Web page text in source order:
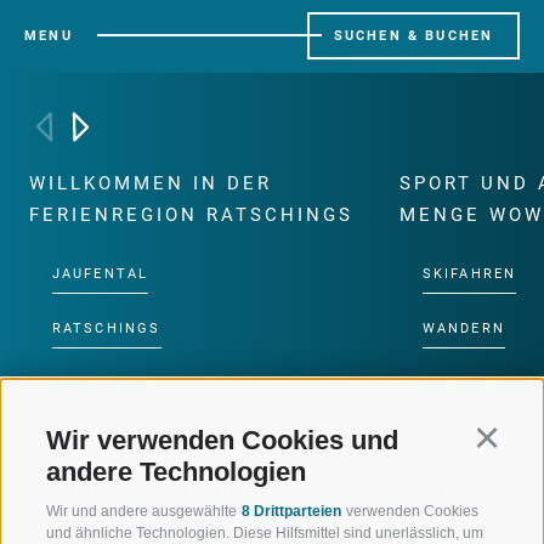
Wir verwenden Cookies und
andere Technologien
Wir und andere ausgewählte 8 Drittparteien verwenden Cookies
und ähnliche Technologien. Diese Hilfsmittel sind unerlässlich, um
MENU SUCHEN & BUCHEN
WILLKOMMEN IN DER
FERIENREGION RATSCHINGS
JAUFENTAL
RATSCHINGS
RIDNAUNTAL
BERGBAHNEN
SKISCHULE RATSCHINGS
SPORT UND
MENGE
SKIFAHREN
WANDERN
HOCHALPINE